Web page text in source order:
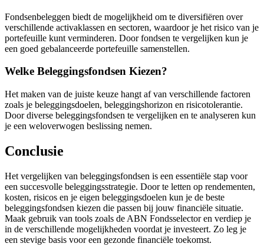
Fondsenbeleggen biedt de mogelijkheid om te diversifiëren over
verschillende activaklassen en sectoren, waardoor je het risico van je
portefeuille kunt verminderen. Door fondsen te vergelijken kun je
een goed gebalanceerde portefeuille samenstellen.
Welke Beleggingsfondsen Kiezen?
Het maken van de juiste keuze hangt af van verschillende factoren
zoals je beleggingsdoelen, beleggingshorizon en risicotolerantie.
Door diverse beleggingsfondsen te vergelijken en te analyseren kun
je een weloverwogen beslissing nemen.
Conclusie
Het vergelijken van beleggingsfondsen is een essentiële stap voor
een succesvolle beleggingsstrategie. Door te letten op rendementen,
kosten, risicos en je eigen beleggingsdoelen kun je de beste
beleggingsfondsen kiezen die passen bij jouw financiële situatie.
Maak gebruik van tools zoals de ABN Fondsselector en verdiep je
in de verschillende mogelijkheden voordat je investeert. Zo leg je
een stevige basis voor een gezonde financiële toekomst.